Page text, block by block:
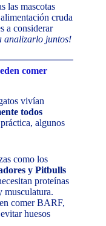
las mascotas
cruda
a considerar
analizarlo juntos!
comer
vivían
todos
algunos
como los
y Pitbulls
proteínas
musculatura.
comer BARF,
huesos